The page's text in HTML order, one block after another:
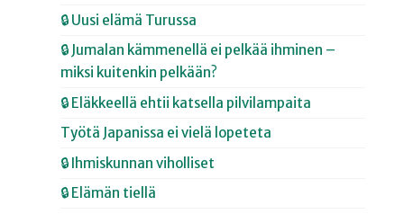
🔒 Uusi elämä Turussa
🔒 Jumalan kämmenellä ei pelkää ihminen –
miksi kuitenkin pelkään?
🔒 Eläkkeellä ehtii katsella pilvilampaita
Työtä Japanissa ei vielä lopeteta
🔒 Ihmiskunnan viholliset
🔒 Elämän tiellä